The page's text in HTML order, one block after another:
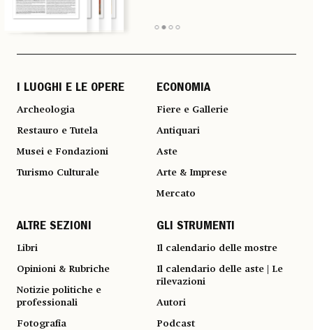
I LUOGHI E LE OPERE
Archeologia
Restauro e Tutela
Musei e Fondazioni
Turismo Culturale
ECONOMIA
Fiere e Gallerie
Antiquari
Aste
Arte & Imprese
Mercato
ALTRE SEZIONI
Libri
Opinioni & Rubriche
Notizie politiche e
professionali
Fotografia
GLI STRUMENTI
Il calendario delle mostre
Il calendario delle aste | Le
rilevazioni
Autori
Podcast